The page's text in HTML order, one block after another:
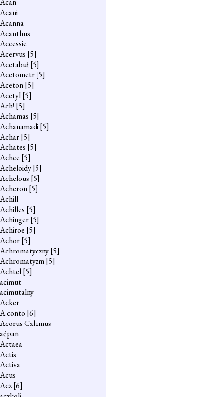
Acan
Acani
Acanna
Acanthus
Accessie
Acervus [5]
Acetabuł[5]
Acetometr[5]
Aceton[5]
Acetyl[5]
Ach! [5]
Achamas [5]
Achanamadi[5]
Achar[5]
Achates [5]
Achce [5]
Acheloidy[5]
Achelous [5]
Acheron[5]
Achill
Achilles [5]
Achinger[5]
Achiroe [5]
Achor[5]
Achromatyczny[5]
Achromatyzm[5]
Achtel[5]
acimut
acimutalny
Acker
A conto [6]
Acorus Calamus
aćpan
Actaea
Actis
Activa
Acus
Acz[6]